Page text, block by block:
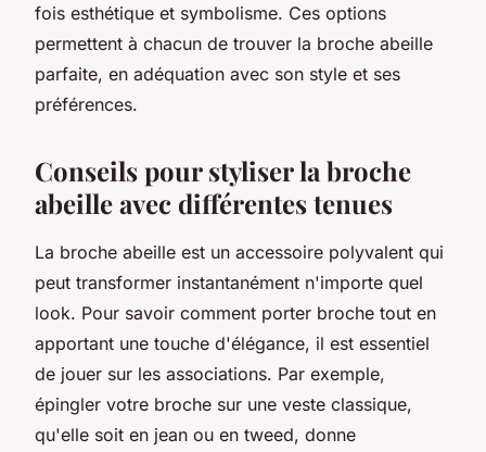
fois esthétique et symbolisme. Ces options
permettent à chacun de trouver la broche abeille
parfaite, en adéquation avec son style et ses
préférences.
Conseils pour styliser la broche
abeille avec différentes tenues
La broche abeille est un accessoire polyvalent qui
peut transformer instantanément n'importe quel
look. Pour savoir comment porter broche tout en
apportant une touche d'élégance, il est essentiel
de jouer sur les associations. Par exemple,
épingler votre broche sur une veste classique,
qu'elle soit en jean ou en tweed, donne